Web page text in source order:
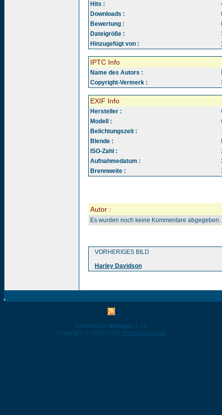
Hits :
Downloads :
Bewertung :
Dateigröße :
Hinzugefügt von :
IPTC Info
Name des Autors :
Copyright-Vermerk :
EXIF Info
Hersteller :
Modell :
Belichtungszeit :
Blende :
ISO-Zahl :
Aufnahmedatum :
Brennweite :
Autor :
Es wurden noch keine Kommentare abgegeben.
VORHERIGES BILD
Harley Davidson
Powered by 4images 1.10
Copyright © 2002-2026 4homepages.de